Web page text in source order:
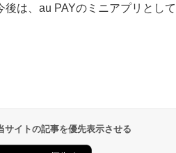
は、au PAYのミニアプリとし
イトの記事を優先表示させる